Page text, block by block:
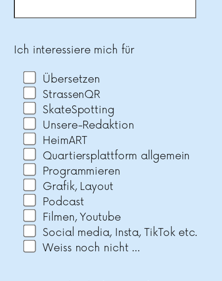
Ich interessiere mich für
Übersetzen
StrassenQR
SkateSpotting
Unsere-Redaktion
HeimART
Quartiersplattform allgemein
Programmieren
Grafik, Layout
Podcast
Filmen, Youtube
Social media, Insta, TikTok etc.
Weiss noch nicht …